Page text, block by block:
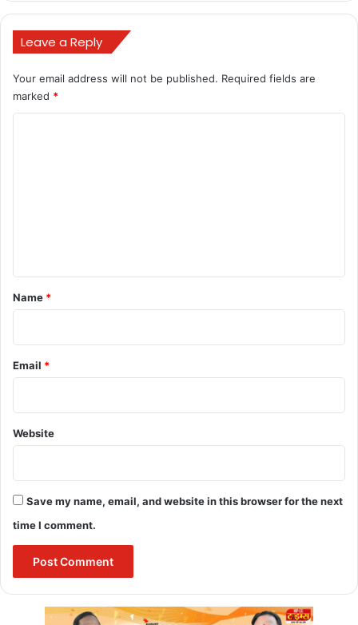
Leave a Reply
Your email address will not be published. Required fields are
marked *
*
Name *
Email *
Website
Save my name, email, and website in this browser for the next
time I comment.